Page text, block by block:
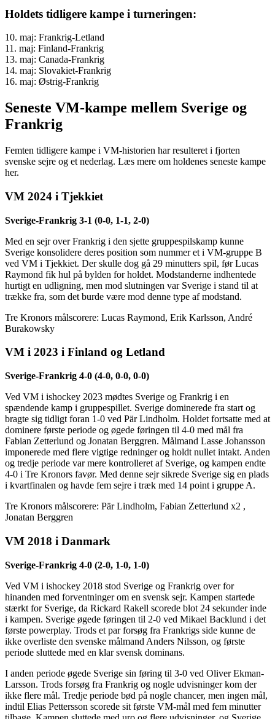
Holdets tidligere kampe i turneringen:
10. maj: Frankrig-Letland
11. maj: Finland-Frankrig
13. maj: Canada-Frankrig
14. maj: Slovakiet-Frankrig
16. maj: Østrig-Frankrig
Seneste VM-kampe mellem Sverige og
Frankrig
Femten tidligere kampe i VM-historien har resulteret i fjorten
svenske sejre og et nederlag. Læs mere om holdenes seneste kampe
her.
VM 2024 i Tjekkiet
Sverige-Frankrig 3-1 (0-0, 1-1, 2-0)
Med en sejr over Frankrig i den sjette gruppespilskamp kunne
Sverige konsolidere deres position som nummer et i VM-gruppe B
ved VM i Tjekkiet. Der skulle dog gå 29 minutters spil, før Lucas
Raymond fik hul på bylden for holdet. Modstanderne indhentede
hurtigt en udligning, men mod slutningen var Sverige i stand til at
trække fra, som det burde være mod denne type af modstand.
Tre Kronors målscorere: Lucas Raymond, Erik Karlsson, André
Burakowsky
VM i 2023 i Finland og Letland
Sverige-Frankrig 4-0 (4-0, 0-0, 0-0)
Ved VM i ishockey 2023 mødtes Sverige og Frankrig i en
spændende kamp i gruppespillet. Sverige dominerede fra start og
bragte sig tidligt foran 1-0 ved Pär Lindholm. Holdet fortsatte med at
dominere første periode og øgede føringen til 4-0 med mål fra
Fabian Zetterlund og Jonatan Berggren. Målmand Lasse Johansson
imponerede med flere vigtige redninger og holdt nullet intakt. Anden
og tredje periode var mere kontrolleret af Sverige, og kampen endte
4-0 i Tre Kronors favør. Med denne sejr sikrede Sverige sig en plads
i kvartfinalen og havde fem sejre i træk med 14 point i gruppe A.
Tre Kronors målscorere: Pär Lindholm, Fabian Zetterlund x2 ,
Jonatan Berggren
VM 2018 i Danmark
Sverige-Frankrig 4-0 (2-0, 1-0, 1-0)
Ved VM i ishockey 2018 stod Sverige og Frankrig over for
hinanden med forventninger om en svensk sejr. Kampen startede
stærkt for Sverige, da Rickard Rakell scorede blot 24 sekunder inde
i kampen. Sverige øgede føringen til 2-0 ved Mikael Backlund i det
første powerplay. Trods et par forsøg fra Frankrigs side kunne de
ikke overliste den svenske målmand Anders Nilsson, og første
periode sluttede med en klar svensk dominans.
I anden periode øgede Sverige sin føring til 3-0 ved Oliver Ekman-
Larsson. Trods forsøg fra Frankrig og nogle udvisninger kom der
ikke flere mål. Tredje periode bød på nogle chancer, men ingen mål,
indtil Elias Pettersson scorede sit første VM-mål med fem minutter